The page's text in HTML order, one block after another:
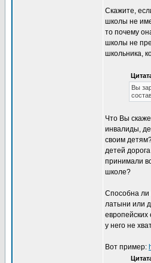
Скажите,
школы не
то почему
школы не
школьника,
Вы
Что Вы
инвалиды,
своим
детей
принимали
школе?
Способна ли
латыни или
европейских
у него не
Вот пример: